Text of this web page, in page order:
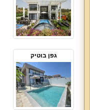
גפן בוטיק